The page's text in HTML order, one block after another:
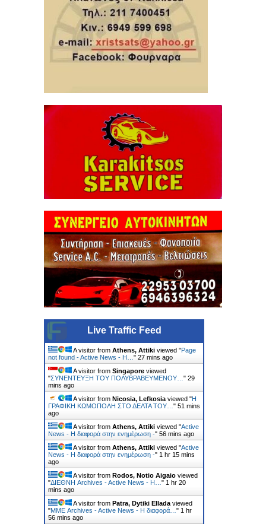
Live Traffic Feed
A visitor from Athens, Attiki viewed "Page
not found - Active News - Η… " 28 mins ago
A visitor from Singapore viewed
"ΣΥΝΕΝΤΕΥΞΗ ΤΟΥ ΠΟΛΥΒΡΑΒΕΥΜΕΝΟΥ… " 29
mins ago
A visitor from Nicosia, Lefkosia viewed "Η
ΓΡΑΦΙΚΗ ΚΩΜΟΠΟΛΗ ΣΤΟ ΔΕΛΤΑ ΤΟΥ… " 51 mins
ago
A visitor from Athens, Attiki viewed "Active
News - Η διαφορά στην ενημέρωση -" 56 mins ago
A visitor from Athens, Attiki viewed "Active
News - Η διαφορά στην ενημέρωση -" 1 hr 15 mins
ago
A visitor from Rodos, Notio Aigaio viewed
"ΔΙΕΘΝΗ Archives - Active News - Η… " 1 hr 20
mins ago
A visitor from Patra, Dytiki Ellada viewed
"ΜΜΕ Archives - Active News - Η διαφορά… " 1 hr
56 mins ago